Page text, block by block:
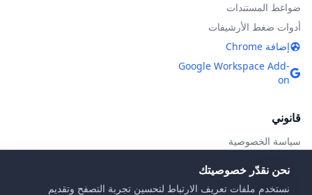
ضواغط المستندات
أدوات ضغط الأرشيفات
إضافة Chrome
Google Workspace Add-
on
قانوني
سياسة الخصوصية
سياسة DMCA
نحن نقدّر خصوصيتك
نستخدم ملفات تعريف الارتباط لتحسين تجربة التصفح وتقديم